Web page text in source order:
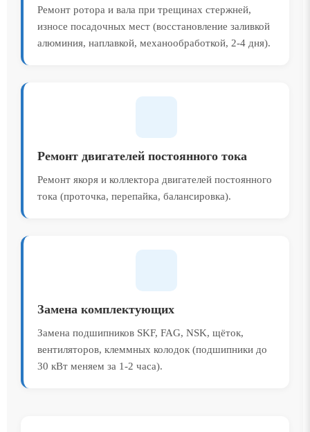
Ремонт ротора и вала при трещинах стержней,
износе посадочных мест (восстановление заливкой
алюминия, наплавкой, механообработкой, 2-4 дня).
Ремонт двигателей постоянного тока
Ремонт якоря и коллектора двигателей постоянного
тока (проточка, перепайка, балансировка).
Замена комплектующих
Замена подшипников SKF, FAG, NSK, щёток,
вентиляторов, клеммных колодок (подшипники до
30 кВт меняем за 1-2 часа).